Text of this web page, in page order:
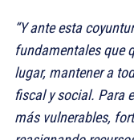
“Y ante esta
fundamentales que
lugar, mantener a
fiscal y social. Para
más vulnerables,